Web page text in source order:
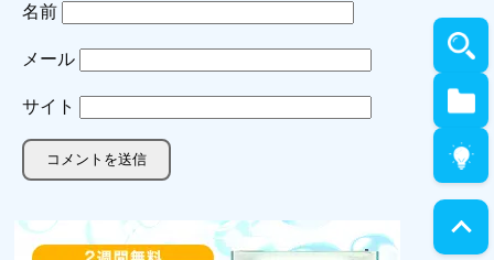
名前
メール
サイト